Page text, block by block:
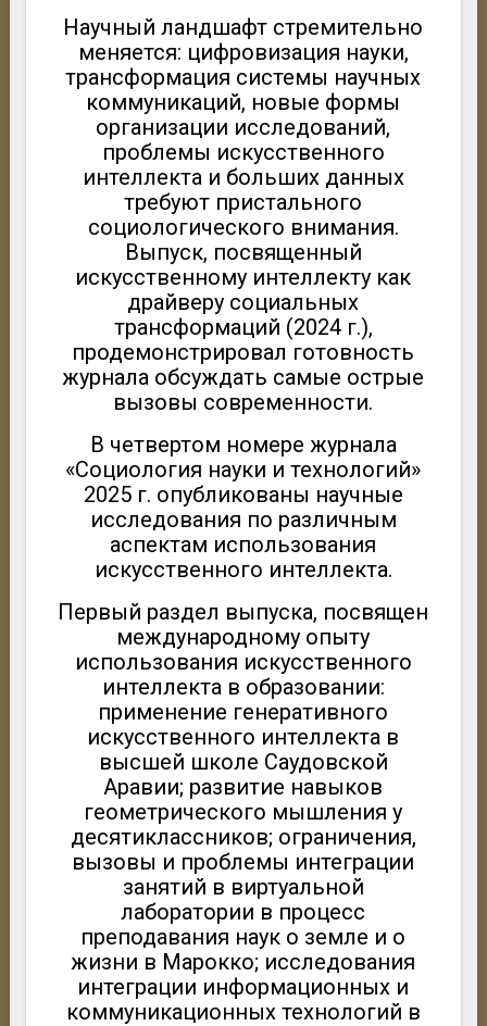
Научный ландшафт стремительно
меняется: цифровизация науки,
трансформация системы научных
коммуникаций, новые формы
организации исследований,
проблемы искусственного
интеллекта и больших данных
требуют пристального
социологического внимания.
Выпуск, посвященный
искусственному интеллекту как
драйверу социальных
трансформаций (2024 г.),
продемонстрировал готовность
журнала обсуждать самые острые
вызовы современности.
В четвертом номере журнала
«Социология науки и технологий»
2025 г. опубликованы научные
исследования по различным
аспектам использования
искусственного интеллекта.
Первый раздел выпуска, посвящен
международному опыту
использования искусственного
интеллекта в образовании:
применение генеративного
искусственного интеллекта в
высшей школе Саудовской
Аравии; развитие навыков
геометрического мышления у
десятиклассников; ограничения,
вызовы и проблемы интеграции
занятий в виртуальной
лаборатории в процесс
преподавания наук о земле и о
жизни в Марокко; исследования
интеграции информационных и
коммуникационных технологий в